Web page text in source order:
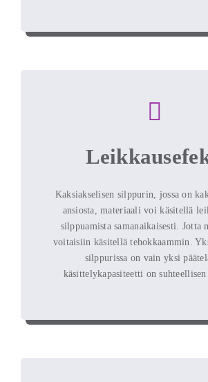
Kaksiakselisen silppurin, jossa on
ansiosta, materiaali voi käsitellä
silppuamista samanaikaisesti. Jotta
voitaisiin käsitellä tehokkaammin.
silppurissa on vain yksi
käsittelykapasiteetti on suhteellisen